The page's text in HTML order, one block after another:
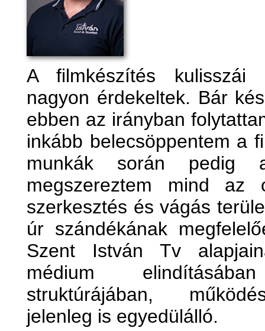
A filmkészítés kulisszái
nagyon érdekeltek. Bár
ebben az irányban
inkább belecsöppentem a
munkák során pedig
megszereztem mind
szerkesztés és vágás
úr szándékának
Szent István Tv
médium
struktúrájában,
jelenleg is egyedülálló.